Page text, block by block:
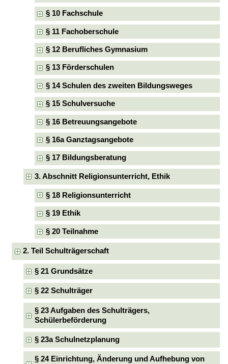
§ 10 Fachschule
§ 11 Fachoberschule
§ 12 Berufliches Gymnasium
§ 13 Förderschulen
§ 14 Schulen des zweiten Bildungsweges
§ 15 Schulversuche
§ 16 Betreuungsangebote
§ 16a Ganztagsangebote
§ 17 Bildungsberatung
3. Abschnitt Religionsunterricht, Ethik
§ 18 Religionsunterricht
§ 19 Ethik
§ 20 Teilnahme
2. Teil Schulträgerschaft
§ 21 Grundsätze
§ 22 Schulträger
§ 23 Aufgaben des Schulträgers,
Schülerbeförderung
§ 23a Schulnetzplanung
§ 24 Einrichtung, Änderung und Aufhebung von